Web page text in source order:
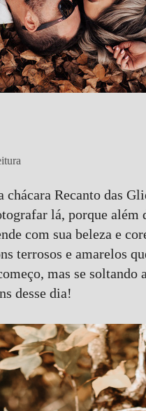
chácara Recanto das
lá, porque além
com sua beleza e
terrosos e amarelos
mas se soltando
desse dia!